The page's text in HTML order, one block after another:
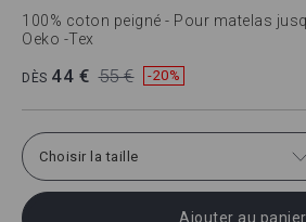
100% coton peigné - Pour matelas
Oeko -Tex
DÈS 44 € 55 € -20%
Choisir la taille
Ajouter au panier
gallery
gallery